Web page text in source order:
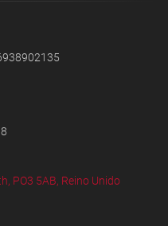
PO3 5AB, Reino Unido